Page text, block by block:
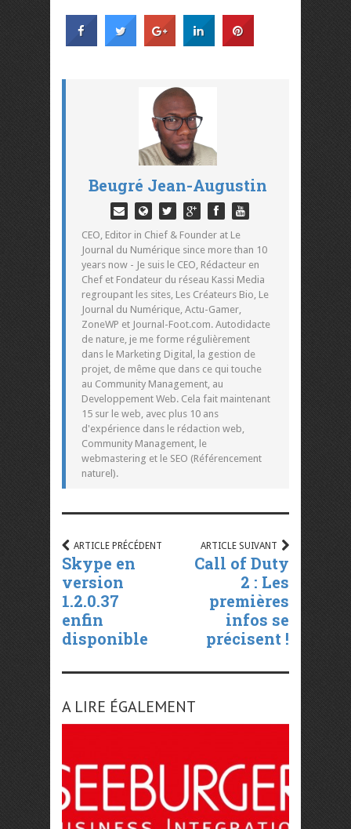
Beugré Jean-Augustin
CEO, Editor in Chief & Founder at Le
Journal du Numérique since more than 10
years now - Je suis le CEO, Rédacteur en
Chef et Fondateur du réseau Kassi Media
regroupant les sites, Les Créateurs Bio, Le
Journal du Numérique, Actu-Gamer,
ZoneWP et Journal-Foot.com. Autodidacte
de nature, je me forme régulièrement
dans le Marketing Digital, la gestion de
projet, de même que dans ce qui touche
au Community Management, au
Developpement Web. Cela fait maintenant
15 sur le web, avec plus 10 ans
d'expérience dans le rédaction web,
Community Management, le
webmastering et le SEO (Référencement
naturel).
ARTICLE PRÉCÉDENT
Skype en
version
1.2.0.37
enfin
disponible
ARTICLE SUIVANT
Call of Duty
2 : Les
premières
infos se
précisent !
A LIRE ÉGALEMENT